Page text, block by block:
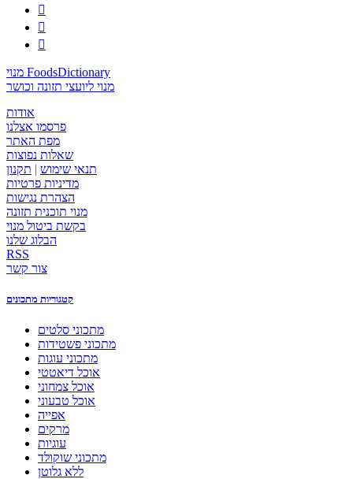



מנוי FoodsDictionary
מנוי ליועצי תזונה וכושר
אודות
פרסמו אצלנו
מפת האתר
שאלות נפוצות
תנאי שימוש | תקנון
מדיניות פרטיות
הצהרת נגישות
מנוי תוכנית תזונה
בקשת ביטול מנוי
הבלוג שלנו
RSS
צור קשר
קטגוריות מתכונים
מתכוני סלטים
מתכוני פשטידות
מתכוני עוגות
אוכל דיאטטי
אוכל צמחוני
אוכל טבעוני
אפייה
מרקים
עוגיות
מתכוני שוקולד
ללא גלוטן